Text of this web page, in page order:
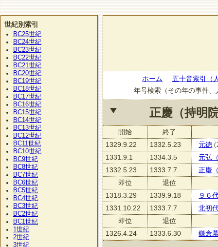
ホーム
五十音索引（
年号検索（その年の事件
正慶（持明
開始
終了
1329.9.22
1332.5.23 元徳
1331.9.1
1334.3.5
元弘
1332.5.23
1333.7.7
正慶
即位
退位
1318.3.29
1339.9.18
９６
1331.10.22
1333.7.7
北初
即位
退位
1326.4.24
1333.6.30 鎌倉
世紀別索引
BC25世紀
BC24世紀
BC23世紀
BC22世紀
BC21世紀
BC20世紀
BC19世紀
BC18世紀
BC17世紀
BC16世紀
BC15世紀
BC14世紀
BC13世紀
BC12世紀
BC11世紀
BC10世紀
BC9世紀
BC8世紀
BC7世紀
BC6世紀
BC5世紀
BC4世紀
BC3世紀
BC2世紀
BC1世紀
1世紀
2世紀
3世紀